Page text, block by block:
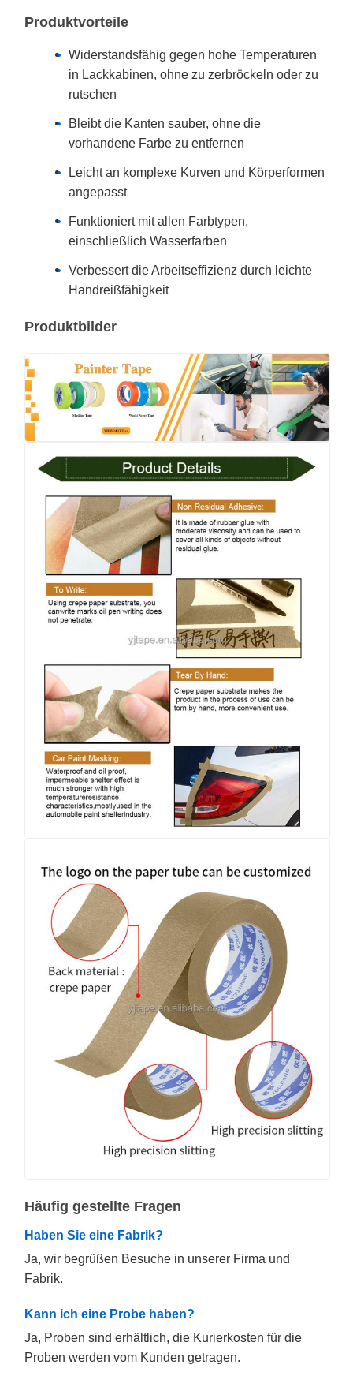
Produktvorteile
Widerstandsfähig gegen hohe Temperaturen
in Lackkabinen, ohne zu zerbröckeln oder zu
rutschen
Bleibt die Kanten sauber, ohne die
vorhandene Farbe zu entfernen
Leicht an komplexe Kurven und Körperformen
angepasst
Funktioniert mit allen Farbtypen,
einschließlich Wasserfarben
Verbessert die Arbeitseffizienz durch leichte
Handreißfähigkeit
Produktbilder
Häufig gestellte Fragen
Haben Sie eine Fabrik?
Ja, wir begrüßen Besuche in unserer Firma und
Fabrik.
Kann ich eine Probe haben?
Ja, Proben sind erhältlich, die Kurierkosten für die
Proben werden vom Kunden getragen.